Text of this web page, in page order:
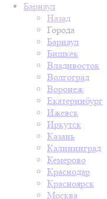
Барнаул
Назад
Города
Барнаул
Бишкек
Владивосток
Волгоград
Воронеж
Екатеринбург
Ижевск
Иркутск
Казань
Калининград
Кемерово
Краснодар
Красноярск
Москва